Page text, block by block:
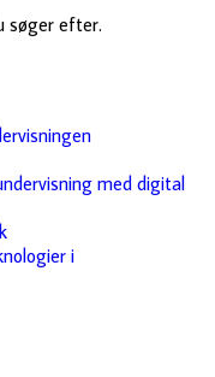
søger efter.
med digital
i